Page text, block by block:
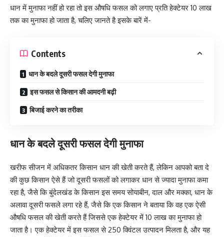
धान में मुनाफा नहीं हो रहा तो इस औषधि फसल को लगाए प्रति हेक्टेयर 10 लाख
तक का मुनाफा हो जाता है, चलिए जानते है इसके बारें में-
Contents
धान के बदले दूसरी फसल देगी मुनाफा
इस फसल से किसान की आमदनी बढ़ी
बिजाई करने का तरीका
धान के बदले दूसरी फसल देगी मुनाफा
खरीफ सीजन में अधिकतर किसान धान की खेती करते हैं, लेकिन आपको बता दे
की कुछ किसान ऐसे हैं जो दूसरी फसलों को लगाकर धान से ज्यादा मुनाफा कमा
रहा है, जैसे कि बुंदेलखंड के किसान इस समय सोयाबीन, दाल और मक्का, धान के
अलावा दूसरी फसले लगा रहे हैं, जैसे कि एक किसान ने बताया कि वह एक ऐसी
औषधि फसल की खेती करते हैं जिससे एक हेक्टेयर में 10 लाख का मुनाफा हो
जाता है। एक हेक्टेयर में इस फसल से 250 क्विंटल उत्पादन मिलता है, और यह